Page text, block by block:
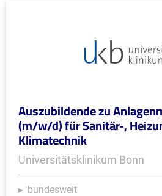
Auszubildende zu
(m/w/d) für Sanitär-,
Klimatechnik
Universitätsklinikum Bonn
bundesweit